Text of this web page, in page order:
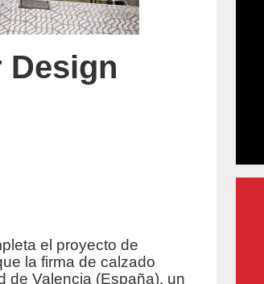
Design
el proyecto de
la firma de calzado
de Valencia (España), un